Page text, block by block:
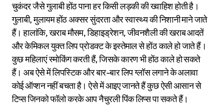
चुकंदर जैसे गुलाबी होंठ पाना हर किसी लड़की की ख्वाहिश होती है।
गुलाबी, मुलायम होंठ अक्सर सुंदरता और स्वास्थ्य की निशानी माने जाते
हैं। हालांकि, खराब मौसम, डिहाइड्रेशन, जीवनशैली की खराब आदतें
और केमिकल युक्त लिप प्रोडक्ट के इस्तेमाल से होंठ काले हो जाते हैं।
कुछ महिलाएं स्मोकिंग करती हैं, जिसके कारण भी होंठ काले हो सकते
हैं। अब ऐसे में लिपस्टिक और बार-बार लिप ग्लॉस लगाने के अलावा
कोई ऑप्शन नहीं बचता है। ऐसे में आइए जानते हैं कुछ ऐसी आसान से
टिप्स जिनको फॉलो करके आप नैचुरली पिंक लिप्स पा सकते हैं।